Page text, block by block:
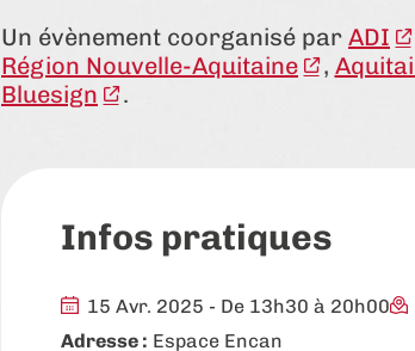
Un évènement coorganisé par ADI
Région Nouvelle-Aquitaine
,
Bluesign
.
Infos pratiques
15 Avr. 2025 - De 13h30 à 20h00
Adresse : Espace Encan